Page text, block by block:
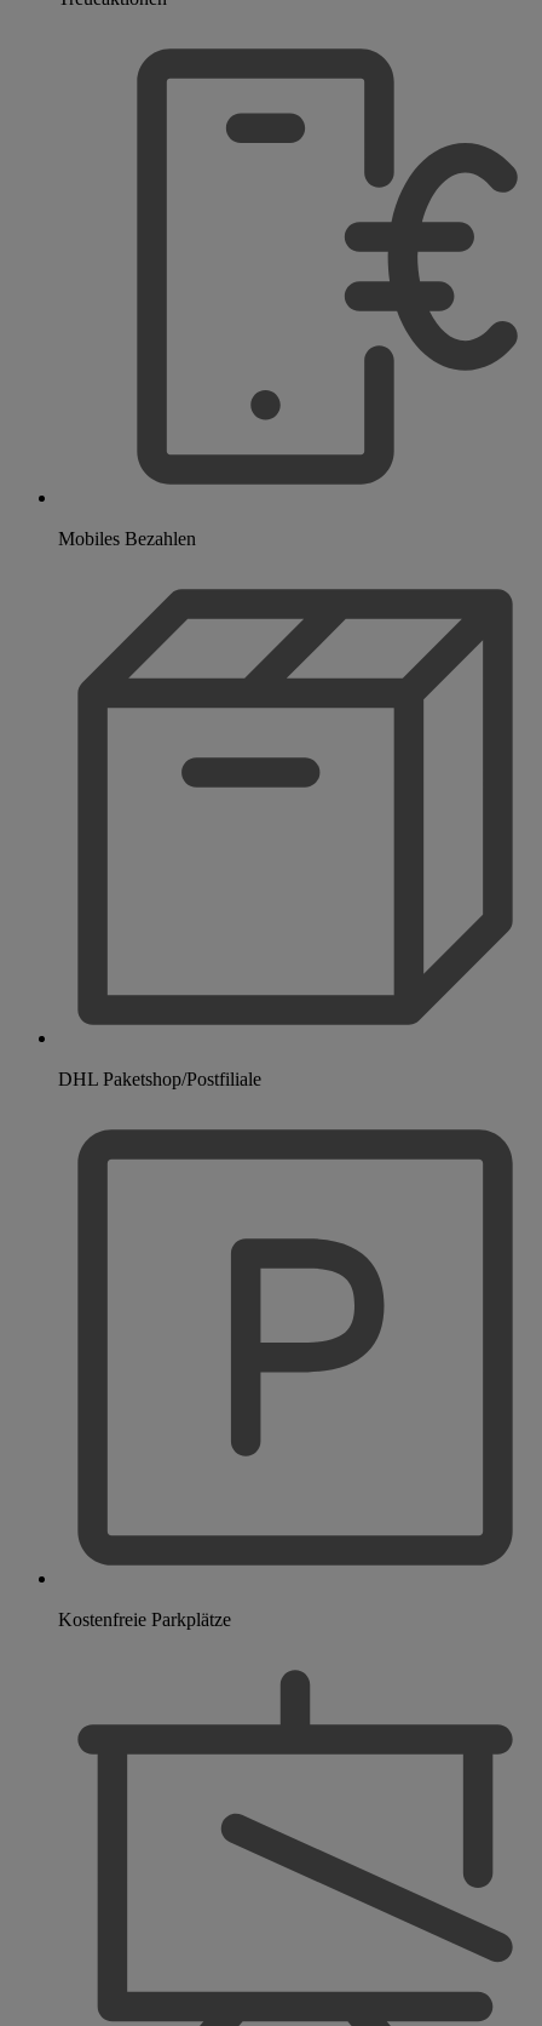
Mobiles Bezahlen
DHL Paketshop/Postfiliale
Kostenfreie Parkplätze